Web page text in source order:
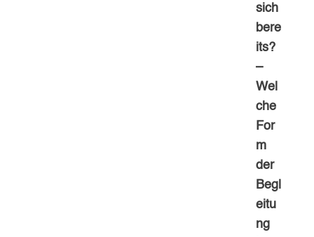
sich
bere
its?
–
Wel
che
For
m
der
Begl
eitu
ng